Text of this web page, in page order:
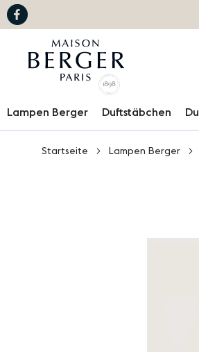
Lampen Berger Duftstäbchen
Startseite Lampen Berger